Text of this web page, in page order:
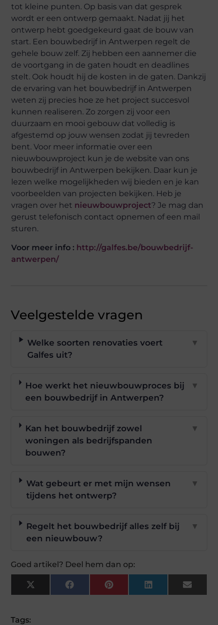
tot kleine punten. Op basis van dat gesprek
wordt er een ontwerp gemaakt. Nadat jij het
ontwerp hebt goedgekeurd gaat de bouw van
start. Een bouwbedrijf in Antwerpen regelt de
gehele bouw zelf. Zij hebben een aannemer die
de voortgang in de gaten houdt en deadlines
stelt. Ook houdt hij de kosten in de gaten. Dankzij
de ervaring van het bouwbedrijf in Antwerpen
weten zij precies hoe ze het project succesvol
kunnen realiseren. Zo zorgen zij voor een
duurzaam en mooi gebouw dat volledig is
afgestemd op jouw wensen zodat jij tevreden
bent. Voor meer informatie over een
nieuwbouwproject kun je de website van ons
bouwbedrijf in Antwerpen bekijken. Daar kun je
lezen welke mogelijkheden wij bieden en je kan
voorbeelden van projecten bekijken. Heb je
vragen over het nieuwbouwproject? Je mag dan
gerust telefonisch contact opnemen of een mail
sturen.
Voor meer info : http://galfes.be/bouwbedrijf-
antwerpen/
Veelgestelde vragen
Welke soorten renovaties voert
Galfes uit?
▼
Hoe werkt het nieuwbouwproces bij
een bouwbedrijf in Antwerpen?
▼
Kan het bouwbedrijf zowel
woningen als bedrijfspanden
bouwen?
▼
Wat gebeurt er met mijn wensen
tijdens het ontwerp?
▼
Regelt het bouwbedrijf alles zelf bij
een nieuwbouw?
▼
Goed artikel? Deel hem dan op:
X
(Twitter)
FacebookPinterestLinkedInEmail
Tags: